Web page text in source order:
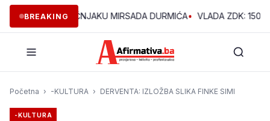
BREAKING
GODINE U VOĆNJAKU MIRSADA DURMIĆA• VLADA ZDK: 150.000
Početna › -KULTURA › DERVENTA: IZLOŽBA SLIKA FINKE SIMI
-KULTURA